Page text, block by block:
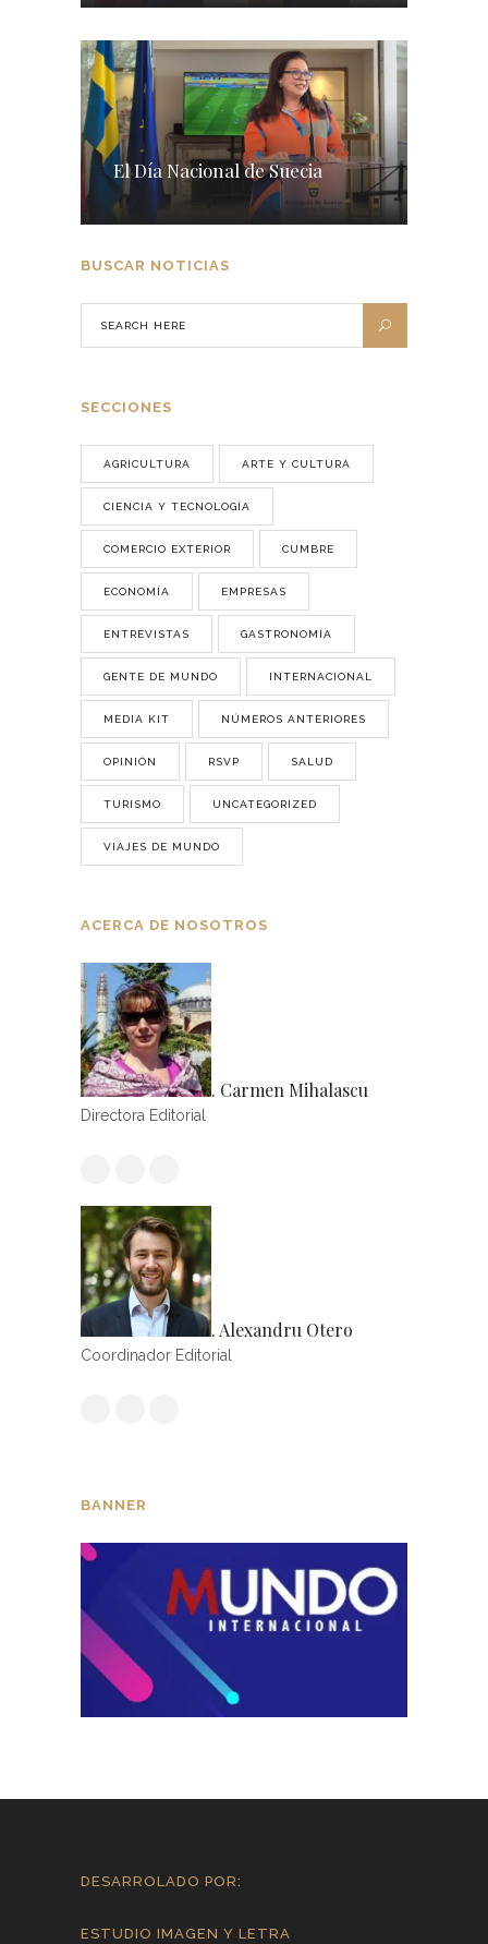
El Día Nacional de Suecia
BUSCAR NOTICIAS
SECCIONES
AGRICULTURA ARTE Y CULTURA
CIENCIA Y TECNOLOGÍA
COMERCIO EXTERIOR CUMBRE
ECONOMÍA EMPRESAS
ENTREVISTAS GASTRONOMÍA
GENTE DE MUNDO INTERNACIONAL
MEDIA KIT NÚMEROS ANTERIORES
OPINIÓN RSVP SALUD
TURISMO UNCATEGORIZED
VIAJES DE MUNDO
ACERCA DE NOSOTROS
. Carmen Mihalascu
Directora Editorial
. Alexandru Otero
Coordinador Editorial
BANNER
DESARROLADO POR:
ESTUDIO IMAGEN Y LETRA